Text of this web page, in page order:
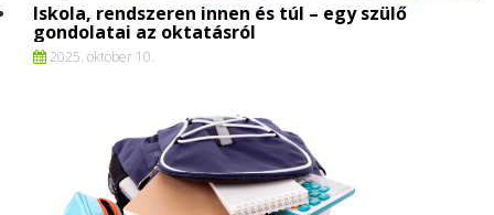
Iskola, rendszeren innen és túl – egy szülő
gondolatai az oktatásról
2025. oktober 10.